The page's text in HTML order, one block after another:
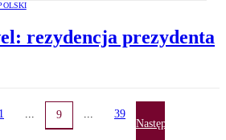
rezydencja prezydenta
1 ... 9 ... 39
Następna